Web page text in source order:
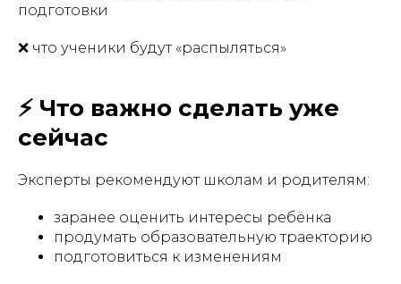
подготовки
❌ что ученики будут «распыляться»
⚡ Что важно сделать уже
сейчас
Эксперты рекомендуют школам и родителям:
заранее оценить интересы ребёнка
продумать образовательную траекторию
подготовиться к изменениям